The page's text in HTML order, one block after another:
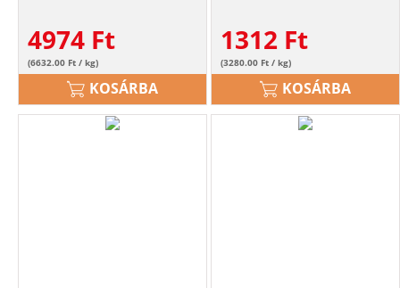
4974 Ft
(6632.00 Ft / kg)
KOSÁRBA
1312 Ft
(3280.00 Ft / kg)
KOSÁRBA